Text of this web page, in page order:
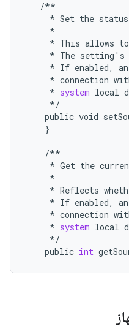
/**
* Set the status
*
* This allows to
* The setting ' s
* If enabled, an
* connection
* system local
*/
public void
}
/**
* Get the
*
* Reflects
* If enabled, an
* connection
* system local
*/
public int